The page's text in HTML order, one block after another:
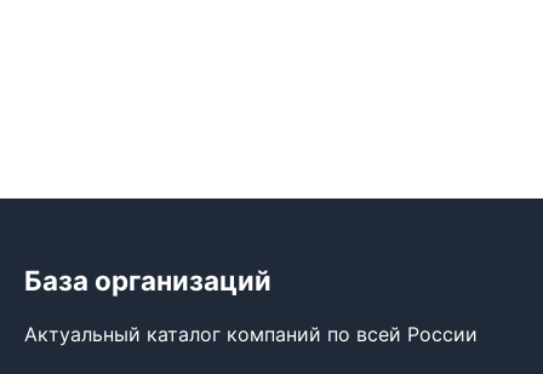
База организаций
Актуальный каталог компаний по всей России